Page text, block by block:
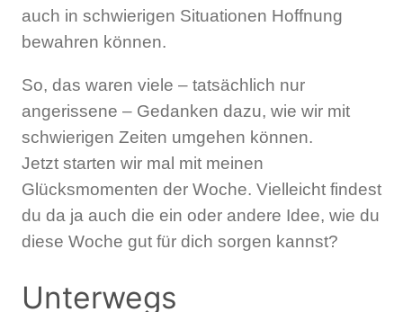
auch in schwierigen Situationen Hoffnung
bewahren können.
So, das waren viele – tatsächlich nur
angerissene – Gedanken dazu, wie wir mit
schwierigen Zeiten umgehen können.
Jetzt starten wir mal mit meinen
Glücksmomenten der Woche. Vielleicht findest
du da ja auch die ein oder andere Idee, wie du
diese Woche gut für dich sorgen kannst?
Unterwegs